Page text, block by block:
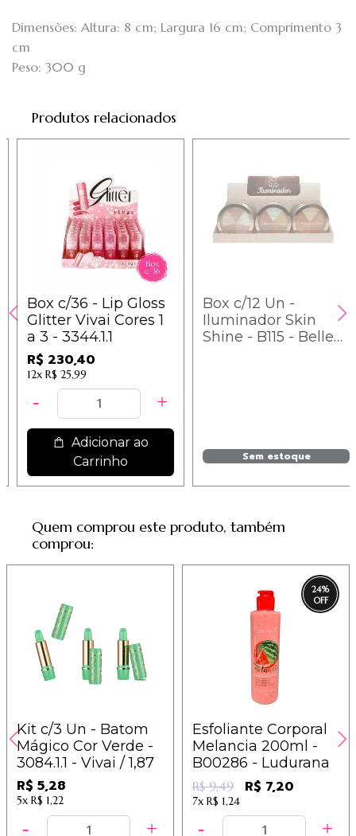
Dimensões: Altura: 8 cm; Largura 16 cm; Comprimento 3
cm
Peso: 300 g
Produtos relacionados
Box c/36 - Lip Gloss
Glitter Vivai Cores 1
a 3 - 3344.1.1
R$ 230,40
12xR$ 25,99
Adicionar ao
Carrinho
Box c/12 Un -
Iluminador Skin
Shine - B115 - Belle
Sem estoque
Quem comprou este produto, também
comprou:
Kit c/3 Un - Batom
Mágico Cor Verde -
3084.1.1 - Vivai / 1,87
R$ 5,28
5x R$ 1,22
24%
Esfoliante Corporal
Melancia 200ml -
B00286 - Ludurana
R$ 9,49 R$ 7,20
7x R$ 1,24